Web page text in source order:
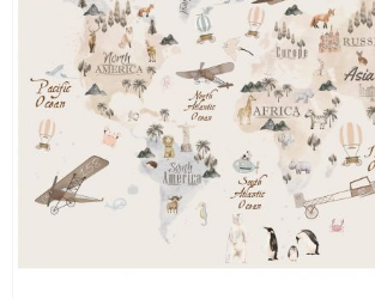
Muursticker - Halve zon
Special
Price
39,00 €